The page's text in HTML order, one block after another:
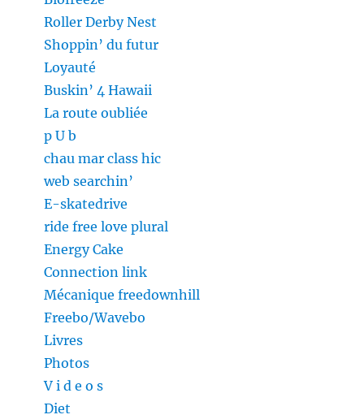
Roller Derby Nest
Shoppin’ du futur
Loyauté
Buskin’ 4 Hawaii
La route oubliée
p U b
chau mar class hic
web searchin’
E-skatedrive
ride free love plural
Energy Cake
Connection link
Mécanique freedownhill
Freebo/Wavebo
Livres
Photos
V i d e o s
Diet